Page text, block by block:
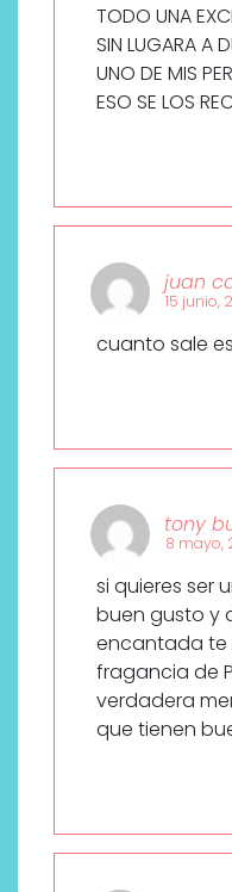
TODO UNA
SIN LUGARA A
UNO DE MIS
ESO SE LOS
juan
15 junio,
cuanto sale
tony
8 mayo,
si quieres ser
buen gusto y
encantada te
fragancia de
verdadera
que tienen